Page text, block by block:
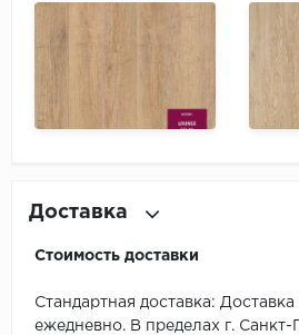
Доставка
Стоимость доставки
Стандартная доставка:
ежедневно. В пределах г. Санкт-